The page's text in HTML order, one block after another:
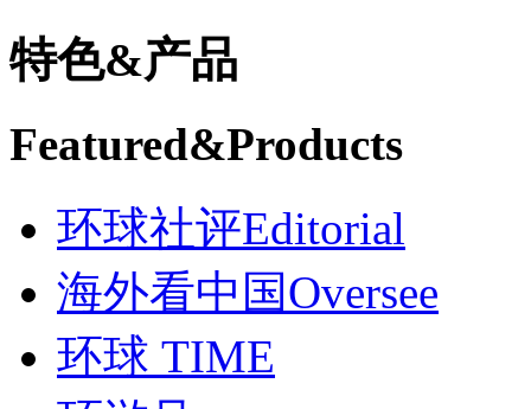
特色&产品
Featured&Products
环球社评Editorial
海外看中国Oversee
环球 TIME